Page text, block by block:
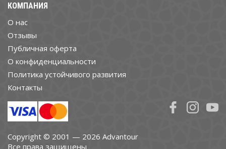
КОМПАНИЯ
О нас
Отзывы
Публичная оферта
О конфиденциальности
Политика устойчивого развития
Контакты
Copyright © 2001 — 2026 Advantour
Все права защищены